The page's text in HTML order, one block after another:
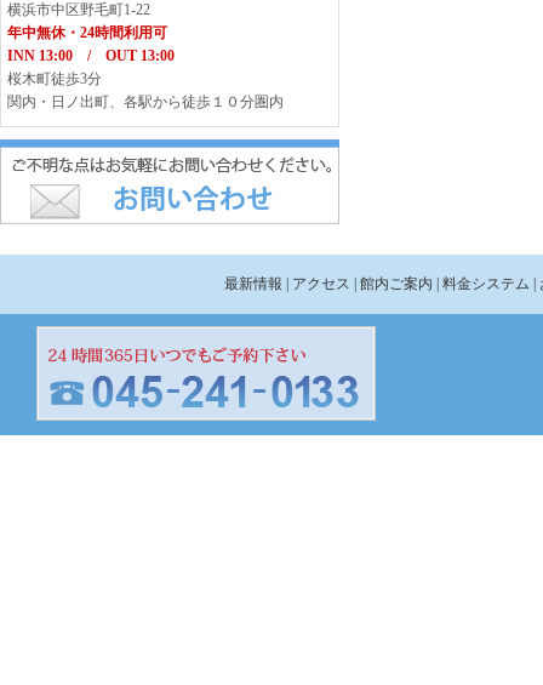
横浜市中区野毛町1-22
年中無休・24時間利用可
INN 13:00 / OUT 13:00
桜木町徒歩3分
関内・日ノ出町、各駅から徒歩１０分圏内
最新情報 | アクセス | 館内ご案内 | 料金システム